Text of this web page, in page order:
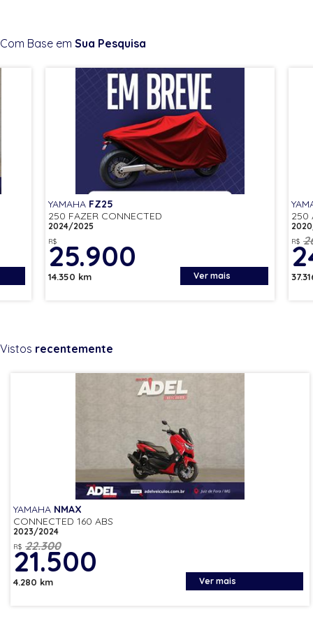
Com Base em Sua Pesquisa
YAMAHA FZ25
250 FAZER CONNECTED
2024/2025
R$
25.900
Ver mais
14.350 km
250
R$
Vistos recentemente
YAMAHA NMAX
CONNECTED 160 ABS
2023/2024
R$ 22.300
21.500
Ver mais
4.280 km